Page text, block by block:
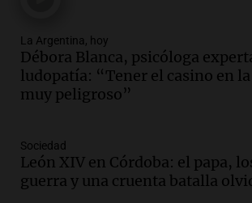
Mundial de Atlanta
Panorama Federal
Episodios
Audio.La UNC entregó más
programa de movilidad
Viva la Radio
Episodios
La Argentina, hoy
Débora Blanca, psicóloga
ludopatía: “Tener el casino en
muy peligroso”
Sociedad
León XIV en Córdoba: el papa,
guerra y una cruenta batalla